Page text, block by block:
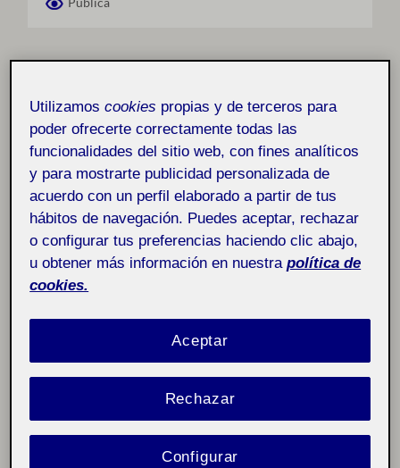
En esta pec de dibujo para transformar y con un
fundamento libre, quisiera transmitir un mensaje de
apoyo por medio de mi profesion, un grafico, una
composicion que abra un camino en un desierto tan
complejo como lo es la salud mental y que hoy por hoy
busca ser transmitida en la mayoria de los casos de
manera erronea.
prejuicios hacia este tipo de trastornos y generar un
impacto tanto en aquel que lo vive como aquel que
acompaña al que lo vive, mejor aun, aquel que no sabe
como son este tipo de muertes.
Utilizamoscookies propias y de terceros para
poder ofrecerte correctamente todas las
funcionalidades del sitio web, con fines analíticos
y para mostrarte publicidad personalizada de
acuerdo con un perfil elaborado a partir de tus
hábitos de navegación. Puedes aceptar, rechazar
o configurar tus preferencias haciendo clic abajo,
u obtener más información en nuestra política de
cookies.
Rechazar
Aceptar
Configurar